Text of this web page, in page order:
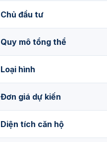
Chủ đầu tư
Quy mô tổng thể
Loại hình
Đơn giá dự kiến
Diện tích căn hộ